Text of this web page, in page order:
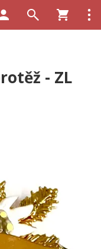
- ZL